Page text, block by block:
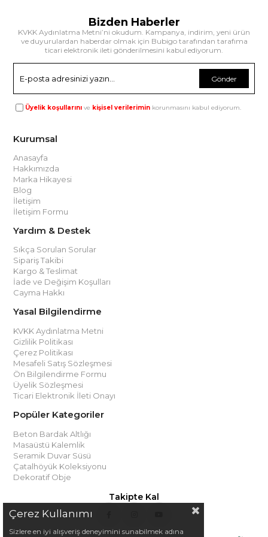
Bizden Haberler
KVKK Aydınlatma Metni’ni okudum. Kampanya, indirim, yeni ürün
ve duyurulardan haberdar olmak için Bubigo tarafından tarafıma
ticari elektronik ileti gönderilmesini kabul ediyorum.
Gönder
Üyelik koşullarını ve kişisel verilerimin korunmasını kabul ediyorum.
Kurumsal
Anasayfa
Hakkımızda
Marka Hikayesi
Blog
İletişim
İletişim Formu
Yardım & Destek
Sıkça Sorulan Sorular
Sipariş Takibi
Kargo & Teslimat
İade ve Değişim Koşulları
Cayma Hakkı
Yasal Bilgilendirme
KVKK Aydınlatma Metni
Gizlilik Politikası
Çerez Politikası
Mesafeli Satış Sözleşmesi
Ön Bilgilendirme Formu
Üyelik Sözleşmesi
Ticari Elektronik İleti Onayı
Popüler Kategoriler
Beton Bardak Altlığı
Masaüstü Kalemlik
Seramik Duvar Süsü
Çatalhöyük Koleksiyonu
Dekoratif Obje
Takipte Kal
Çerez Kullanımı
Sizlere en iyi alışveriş deneyimini sunabilmek adına